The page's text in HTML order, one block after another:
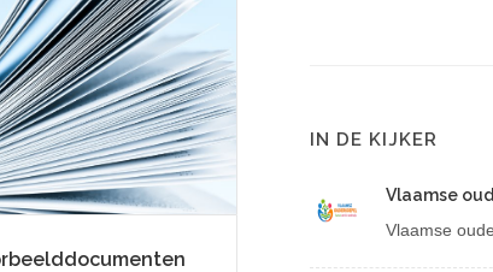
IN DE KIJKER
Vlaamse
Vlaamse